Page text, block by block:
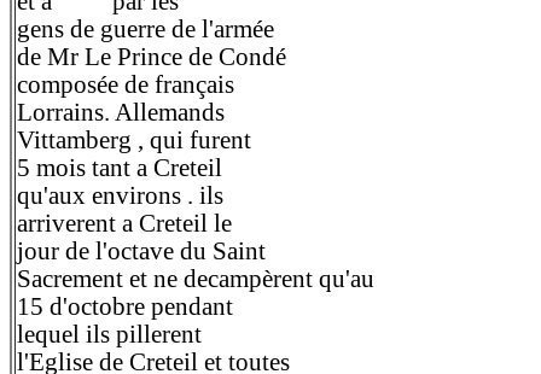
gens de guerre de l'armée
de Mr Le Prince de Condé
composée de français
Lorrains. Allemands
Vittamberg , qui furent
5 mois tant a Creteil
qu'aux environs . ils
arriverent a Creteil le
jour de l'octave du Saint
Sacrement et ne decampèrent qu'au
15 d'octobre pendant
lequel ils pillerent
l'Eglise de Creteil et toutes